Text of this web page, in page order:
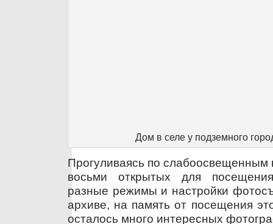
Дом в селе у подземного
Прогуливаясь по слабоосвещенным
восьми открытых для
разные режимы и настройки
архиве, на память от посещения
осталось много интересных